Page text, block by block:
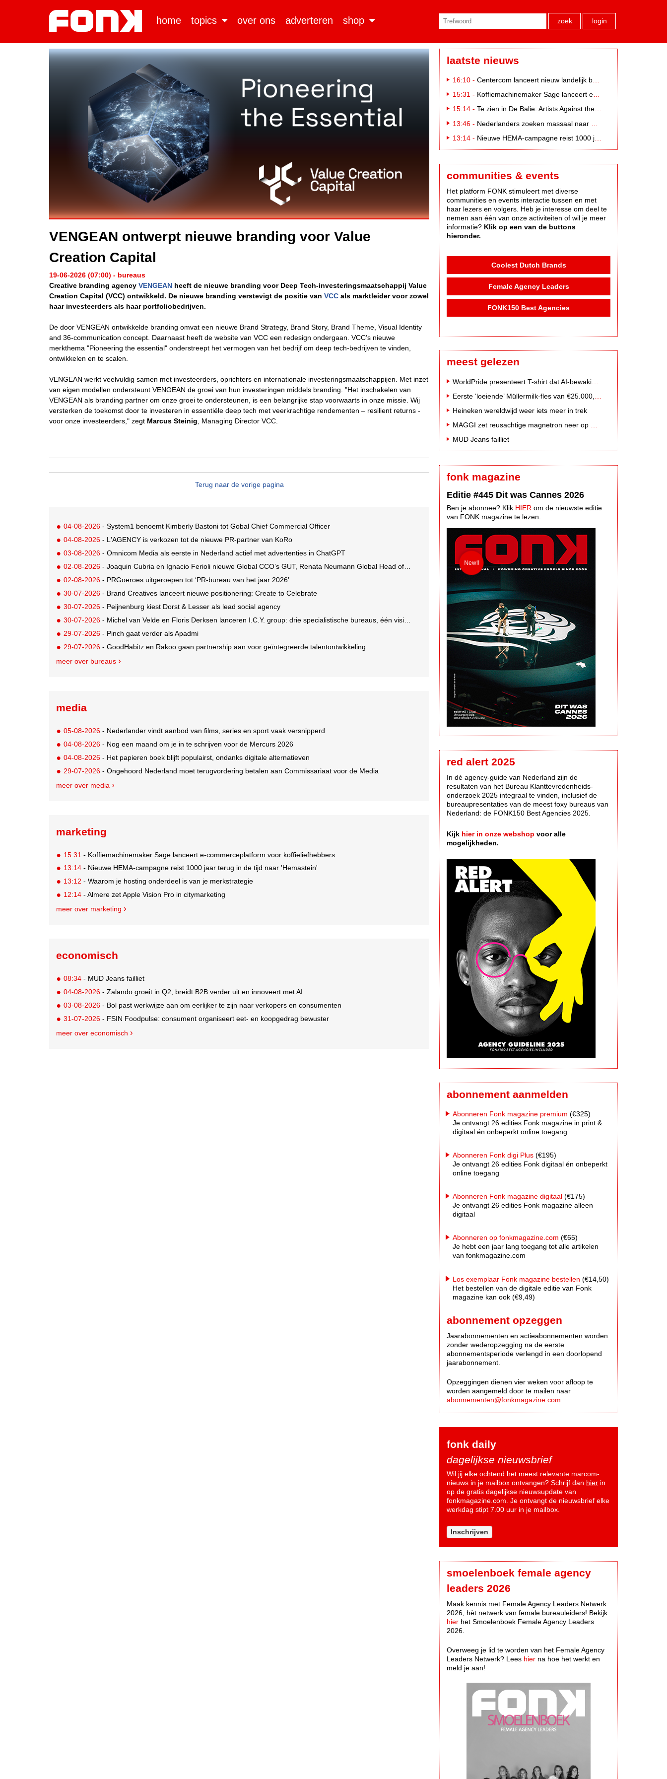
home topics over ons adverteren shop zoek login
VENGEAN ontwerpt nieuwe branding voor Value
Creation Capital
19-06-2026 (07:00) - bureaus
Creative branding agency VENGEAN heeft de nieuwe branding voor Deep Tech-investeringsmaatschappij Value
Creation Capital (VCC) ontwikkeld. De nieuwe branding verstevigt de positie van VCC als marktleider voor zowel
haar investeerders als haar portfoliobedrijven.
De door VENGEAN ontwikkelde branding omvat een nieuwe Brand Strategy, Brand Story, Brand Theme, Visual Identity
and 36-communication concept. Daarnaast heeft de website van VCC een redesign ondergaan. VCC’s nieuwe
merkthema "Pioneering the essential" onderstreept het vermogen van het bedrijf om deep tech-bedrijven te vinden,
ontwikkelen en te scalen.
VENGEAN werkt veelvuldig samen met investeerders, oprichters en internationale investeringsmaatschappijen. Met inzet
van eigen modellen ondersteunt VENGEAN de groei van hun investeringen middels branding. "Het inschakelen van
VENGEAN als branding partner om onze groei te ondersteunen, is een belangrijke stap voorwaarts in onze missie. Wij
versterken de toekomst door te investeren in essentiële deep tech met veerkrachtige rendementen – resilient returns -
voor onze investeerders," zegt Marcus Steinig, Managing Director VCC.
Terug naar de vorige pagina
04-08-2026 - System1 benoemt Kimberly Bastoni tot Gobal Chief Commercial Officer
04-08-2026 - L'AGENCY is verkozen tot de nieuwe PR-partner van KoRo
03-08-2026 - Omnicom Media als eerste in Nederland actief met advertenties in ChatGPT
02-08-2026 - Joaquin Cubria en Ignacio Ferioli nieuwe Global CCO’s GUT, Renata Neumann Global Head of Production
02-08-2026 - PRGoeroes uitgeroepen tot ‘PR-bureau van het jaar 2026’
30-07-2026 - Brand Creatives lanceert nieuwe positionering: Create to Celebrate
30-07-2026 - Peijnenburg kiest Dorst & Lesser als lead social agency
30-07-2026 - Michel van Velde en Floris Derksen lanceren I.C.Y. group: drie specialistische bureaus, één visie op groei
29-07-2026 - Pinch gaat verder als Apadmi
29-07-2026 - GoodHabitz en Rakoo gaan partnership aan voor geïntegreerde talentontwikkeling
meer over bureaus
media
05-08-2026 - Nederlander vindt aanbod van films, series en sport vaak versnipperd
04-08-2026 - Nog een maand om je in te schrijven voor de Mercurs 2026
04-08-2026 - Het papieren boek blijft populairst, ondanks digitale alternatieven
29-07-2026 - Ongehoord Nederland moet terugvordering betalen aan Commissariaat voor de Media
meer over media
marketing
15:31 - Koffiemachinemaker Sage lanceert e-commerceplatform voor koffieliefhebbers
13:14 - Nieuwe HEMA-campagne reist 1000 jaar terug in de tijd naar 'Hemastein'
13:12 - Waarom je hosting onderdeel is van je merkstrategie
12:14 - Almere zet Apple Vision Pro in citymarketing
meer over marketing
economisch
08:34 - MUD Jeans failliet
04-08-2026 - Zalando groeit in Q2, breidt B2B verder uit en innoveert met AI
03-08-2026 - Bol past werkwijze aan om eerlijker te zijn naar verkopers en consumenten
31-07-2026 - FSIN Foodpulse: consument organiseert eet- en koopgedrag bewuster
meer over economisch
laatste nieuws
16:10 - Centercom lanceert nieuw landelijk buitereclamenetwerk: City Cubes
15:31 - Koffiemachinemaker Sage lanceert e-commerceplatform voor koffieliefhebbers
15:14 - Te zien in De Balie: Artists Against the Kremlin III
13:46 - Nederlanders zoeken massaal naar eclipsbrillen op Marktplaats
13:14 - Nieuwe HEMA-campagne reist 1000 jaar terug in de tijd naar 'Hemastein'
communities & events
Het platform FONK stimuleert met diverse
communities en events interactie tussen en met
haar lezers en volgers. Heb je interesse om deel te
nemen aan één van onze activiteiten of wil je meer
informatie? Klik op een van de buttons
hieronder.
Coolest Dutch Brands
Female Agency Leaders
FONK150 Best Agencies
meest gelezen
Heineken wereldwijd weer iets meer in trek
MUD Jeans failliet
fonk magazine
Editie #445 Dit was Cannes 2026
Ben je abonnee? Klik HIER om de nieuwste editie
van FONK magazine te lezen.
red alert 2025
In dè agency-guide van Nederland zijn de
resultaten van het Bureau Klanttevredenheids-
onderzoek 2025 integraal te vinden, inclusief de
bureaupresentaties van de meest foxy bureaus van
Nederland: de FONK150 Best Agencies 2025.
Kijk hier in onze webshop voor alle
mogelijkheden.
abonnement aanmelden
Abonneren Fonk magazine premium (€325)
Je ontvangt 26 edities Fonk magazine in print &
digitaal én onbeperkt online toegang
Abonneren Fonk digi Plus (€195)
Je ontvangt 26 edities Fonk digitaal én onbeperkt
online toegang
Abonneren Fonk magazine digitaal (€175)
Je ontvangt 26 edities Fonk magazine alleen
digitaal
Abonneren op fonkmagazine.com (€65)
Je hebt een jaar lang toegang tot alle artikelen
van fonkmagazine.com
Los exemplaar Fonk magazine bestellen (€14,50)
Het bestellen van de digitale editie van Fonk
magazine kan ook (€9,49)
abonnement opzeggen
Jaarabonnementen en actieabonnementen worden
zonder wederopzegging na de eerste
abonnementsperiode verlengd in een doorlopend
jaarabonnement.
Opzeggingen dienen vier weken voor afloop te
worden aangemeld door te mailen naar
abonnementen@fonkmagazine.com
fonk daily
dagelijkse nieuwsbrief
Wil jij elke ochtend het meest relevante marcom-
nieuws in je mailbox ontvangen? Schrijf dan hier in
op de gratis dagelijkse nieuwsupdate van
fonkmagazine.com. Je ontvangt de nieuwsbrief elke
werkdag stipt 7.00 uur in je mailbox.
Inschrijven
smoelenboek female agency
leaders 2026
Maak kennis met Female Agency Leaders Netwerk
2026, hèt netwerk van female bureauleiders! Bekijk
hier het Smoelenboek Female Agency Leaders
2026.
Overweeg je lid te worden van het Female Agency
Leaders Netwerk? Lees hier na hoe het werkt en
meld je aan!